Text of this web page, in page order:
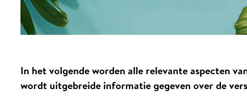
In het volgende worden alle relevante aspecten
wordt uitgebreide informatie gegeven over de